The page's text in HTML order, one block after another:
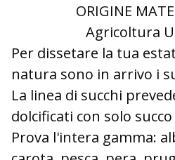
ORIGINE
Agricoltura
Per dissetare la tua
natura sono in arrivo i
La linea di succhi
dolcificati con solo
Prova l'intera gamma: